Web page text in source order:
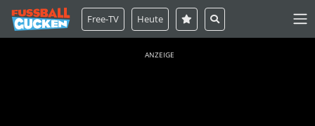
Free-TV Heute
ANZEIGE